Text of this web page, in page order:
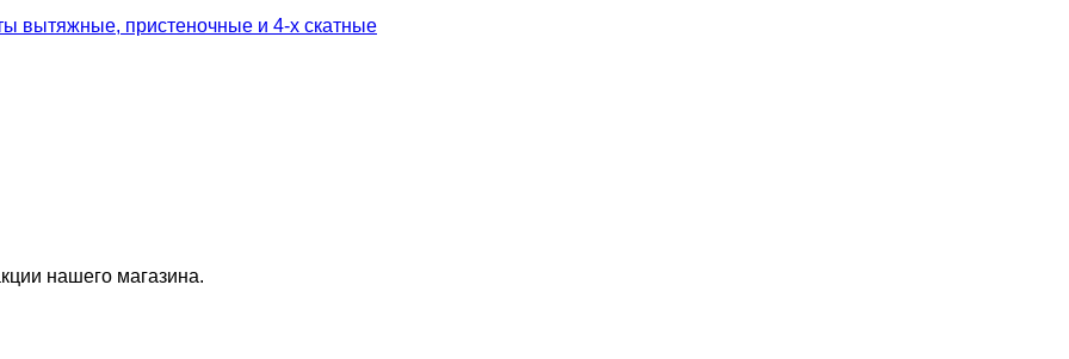
вытяжные, пристеночные и 4-х скатные
нашего магазина.